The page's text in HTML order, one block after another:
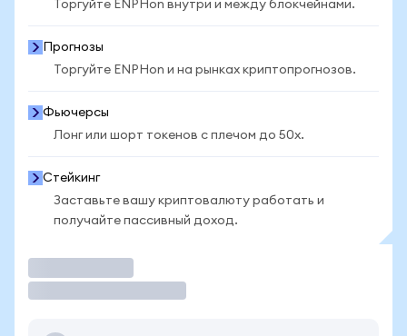
Торгуйте ENPHon внутри и между блокчейнами.
Прогнозы
Торгуйте ENPHon и на рынках криптопрогнозов.
Фьючерсы
Лонг или шорт токенов с плечом до 50x.
Стейкинг
Заставьте вашу криптовалюту работать и
получайте пассивный доход.